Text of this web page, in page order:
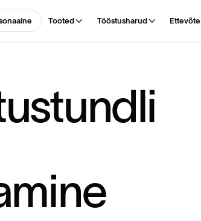
Tooted Tööstusharud Ettevõte
ustundli
mine